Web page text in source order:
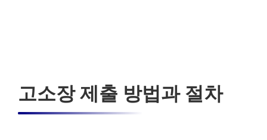
고소장 제출 방법과 절차